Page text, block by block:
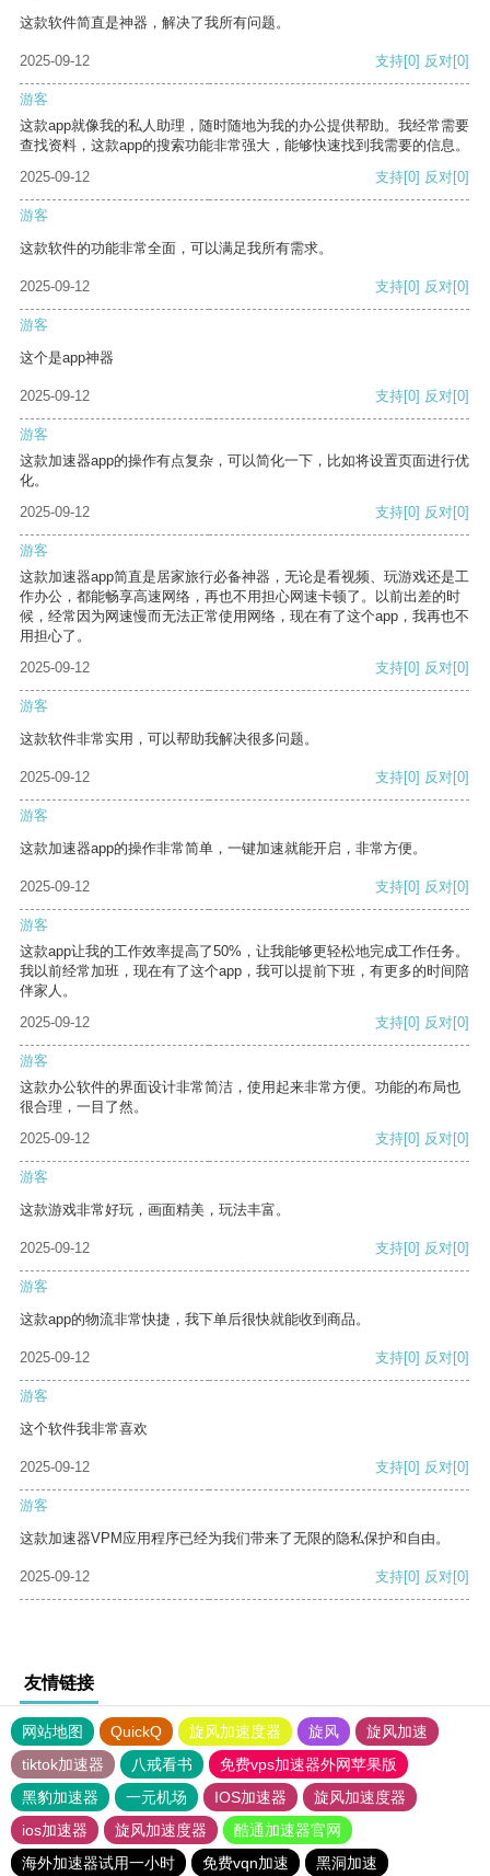
这款软件简直是神器，解决了我所有问题。
2025-09-12 支持[0] 反对[0]
游客
这款app就像我的私人助理，随时随地为我的办公提供帮助。我经常需要
查找资料，这款app的搜索功能非常强大，能够快速找到我需要的信息。
2025-09-12
支持[0] 反对[0]
游客
这款软件的功能非常全面，可以满足我所有需求。
2025-09-12 支持[0] 反对[0]
游客
这个是app神器
2025-09-12 支持[0] 反对[0]
游客
这款加速器app的操作有点复杂，可以简化一下，比如将设置页面进行优
化。
2025-09-12
支持[0] 反对[0]
游客
这款加速器app简直是居家旅行必备神器，无论是看视频、玩游戏还是工
作办公，都能畅享高速网络，再也不用担心网速卡顿了。以前出差的时
候，经常因为网速慢而无法正常使用网络，现在有了这个app，我再也不
用担心了。
2025-09-12
支持[0] 反对[0]
游客
这款软件非常实用，可以帮助我解决很多问题。
2025-09-12 支持[0] 反对[0]
游客
这款加速器app的操作非常简单，一键加速就能开启，非常方便。
2025-09-12 支持[0] 反对[0]
游客
这款app让我的工作效率提高了50%，让我能够更轻松地完成工作任务。
我以前经常加班，现在有了这个app，我可以提前下班，有更多的时间陪
伴家人。
2025-09-12
支持[0] 反对[0]
游客
这款办公软件的界面设计非常简洁，使用起来非常方便。功能的布局也
很合理，一目了然。
2025-09-12
支持[0] 反对[0]
游客
这款游戏非常好玩，画面精美，玩法丰富。
2025-09-12 支持[0] 反对[0]
游客
这款app的物流非常快捷，我下单后很快就能收到商品。
2025-09-12 支持[0] 反对[0]
游客
这个软件我非常喜欢
2025-09-12 支持[0] 反对[0]
游客
这款加速器VPM应用程序已经为我们带来了无限的隐私保护和自由。
2025-09-12 支持[0] 反对[0]
友情链接
网站地图 QuickQ 旋风加速度器 旋风
旋风加速
tiktok加速器
八戒看书
免费vps加速器外网苹果版
黑豹加速器
一元机场 IOS加速器
旋风加速度器
ios加速器
旋风加速度器
酷通加速器官网
海外加速器试用一小时
免费vqn加速 黑洞加速